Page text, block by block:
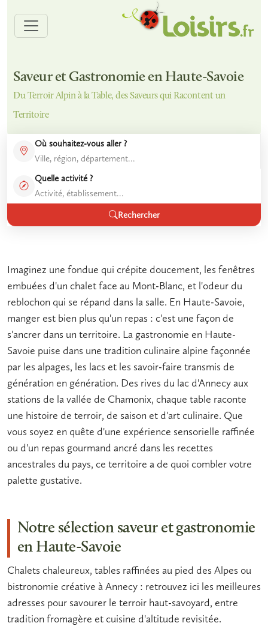
Saveur et Gastronomie en Haute-Savoie
Du Terroir Alpin à la Table, des Saveurs qui Racontent un
Territoire
Où souhaitez-vous aller ?
Quelle activité ?
Rechercher
Imaginez une fondue qui crépite doucement, les fenêtres
embuées d'un chalet face au Mont-Blanc, et l'odeur du
reblochon qui se répand dans la salle. En Haute-Savoie,
manger est bien plus qu'un repas : c'est une façon de
s'ancrer dans un territoire. La gastronomie en Haute-
Savoie puise dans une tradition culinaire alpine façonnée
par les alpages, les lacs et les savoir-faire transmis de
génération en génération. Des rives du lac d'Annecy aux
stations de la vallée de Chamonix, chaque table raconte
une histoire de terroir, de saison et d'art culinaire. Que
vous soyez en quête d'une expérience sensorielle raffinée
ou d'un repas gourmand ancré dans les recettes
ancestrales du pays, ce territoire a de quoi combler votre
palette gustative.
Notre sélection saveur et gastronomie
en Haute-Savoie
Chalets chaleureux, tables raffinées au pied des Alpes ou
bistronomie créative à Annecy : retrouvez ici les meilleures
adresses pour savourer le terroir haut-savoyard, entre
tradition fromagère et cuisine d'altitude revisitée.